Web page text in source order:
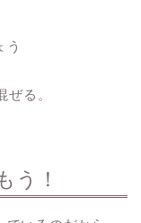
う
る。
う！